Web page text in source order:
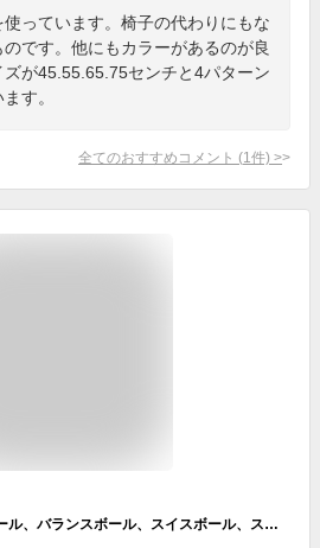
っています。椅子の代わりにもな
です。他にもカラーがあるのが良
が45.55.65.75センチと4パターン
す。
全てのおすすめコメント (1 件) >
25cmヨガボール、ジムボール、バランスボール、スイスボール、スポーツボール、座っているボール、妊娠ボール、ピラティス、体操、腹部トレーニング、ホームオフィス,赤